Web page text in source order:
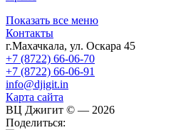
Показать все меню
Контакты
г.Махачкала, ул. Оскара 45
+7 (8722) 66-06-70
+7 (8722) 66-06-91
info@djigit.in
Карта сайта
ВЦ Джигит © — 2026
Поделиться: